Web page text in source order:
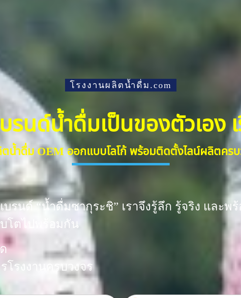
โรงงานผลิตน้ำดื่ม.com
รนด์น้ำดื่มเป็นของตัวเอง
น้ำดื่ม OEM ออกแบบโลโก้ พร้อมติดตั้งไลน์ผลิตครบ
บรนด์ “น้ำดื่มซากุระชิ” เราจึงรู้ลึก รู้จริง และพ
โตไปพร้อมกัน
โรงงานครบวงจร